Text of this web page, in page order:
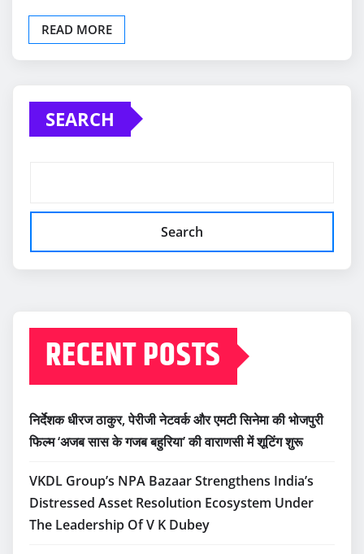
READ MORE
SEARCH
Search
RECENT POSTS
निर्देशक धीरज ठाकुर, पेरीजी नेटवर्क और एमटी सिनेमा की भोजपुरी
फिल्म ‘अजब सास के गजब बहुरिया’ की वाराणसी में शूटिंग शुरू
VKDL Group’s NPA Bazaar Strengthens India’s
Distressed Asset Resolution Ecosystem Under
The Leadership Of V K Dubey